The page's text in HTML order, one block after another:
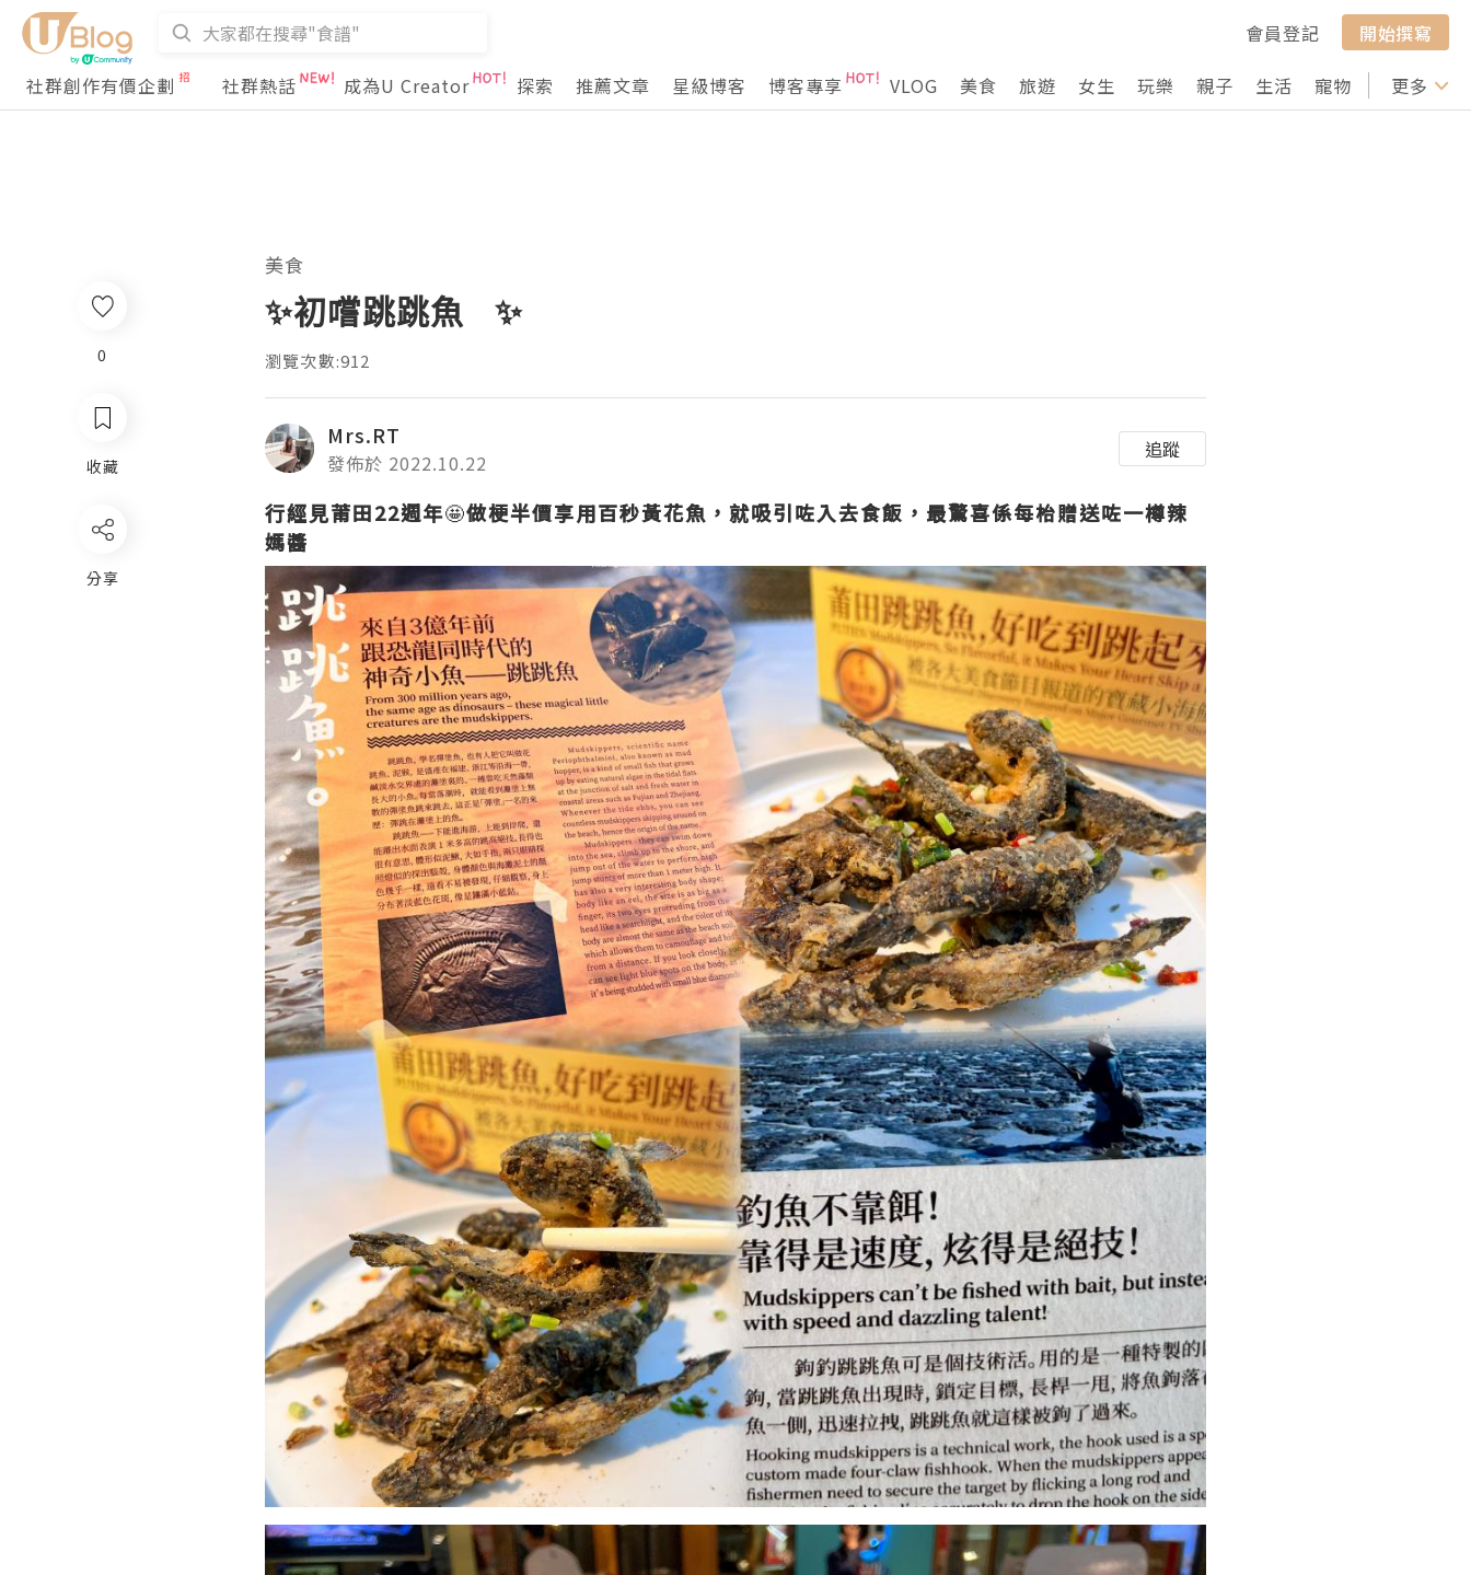
會員登記
開始撰寫
社群創作有價企劃
社群熱話 成為U Creator 探索 推薦文章 星級博客 博客專享 VLOG 美食 旅遊 女生 玩樂 親子 生活 寵物 行山 打卡
更多
0
收藏
分享
美食
✨初嚐跳跳魚 ✨
瀏覽次數:912
Mrs.RT
發佈於 2022.10.22
追蹤
行經見莆田22週年🤩做梗半價享用百秒黃花魚，就吸引咗入去食飯，最驚喜係每枱贈送咗一樽辣
媽醬